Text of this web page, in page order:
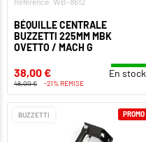
BÉQUILLE CENTRALE
BUZZETTI 225MM MBK
OVETTO / MACH G
38,00 € En stock
48,00 € -21% REMISE
BUZZETTI PROMO